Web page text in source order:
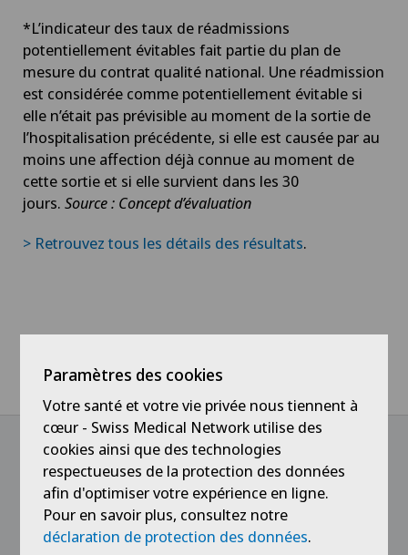
*L’indicateur des taux de réadmissions
potentiellement évitables fait partie du plan de
mesure du contrat qualité national. Une réadmission
est considérée comme potentiellement évitable si
elle n’était pas prévisible au moment de la sortie de
l’hospitalisation précédente, si elle est causée par au
moins une affection déjà connue au moment de
cette sortie et si elle survient dans les 30
jours. Source : Concept d’évaluation
> Retrouvez tous les détails des résultats.
Résultats ANQ - Réadmissions potentiellement évitables 2019
@Suivez notre actualité
Paramètres des cookies
Votre santé et votre vie privée nous tiennent à
cœur - Swiss Medical Network utilise des
cookies ainsi que des technologies
respectueuses de la protection des données
afin d'optimiser votre expérience en ligne.
Pour en savoir plus, consultez notre
déclaration de protection des données.